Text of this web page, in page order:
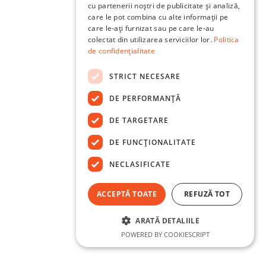
cu partenerii noștri de publicitate și analiză,
care le pot combina cu alte informații pe
care le-ați furnizat sau pe care le-au
colectat din utilizarea serviciilor lor. Politica
de confidențialitate
STRICT NECESARE
DE PERFORMANȚĂ
DE TARGETARE
DE FUNCŢIONALITATE
NECLASIFICATE
ACCEPTĂ TOATE REFUZĂ TOT
ARATĂ DETALIILE
POWERED BY COOKIESCRIPT